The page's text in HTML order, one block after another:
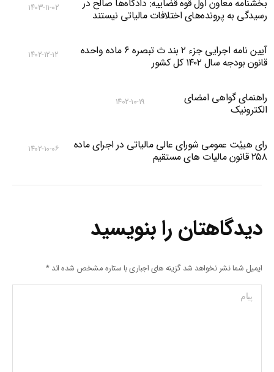
بخشنامه معاون اول قوه قضاییه: دادگاه‌‌ها صالح در
رسیدگی به پرونده‌های اختلافات مالیاتی نیستند
۱۴۰۳-۱۱-۰۲
آیین نامه اجرایی جزء ۲ بند ث تبصره ۶ ماده واحده
قانون بودجه سال ۱۴۰۲ کل کشور
۱۴۰۲-۱۲-۱۲
راهنمای گواهی امضای
الکترونیک
۱۴۰۲-۱۰-۱۹
رای هییٔت عمومی شورای عالی مالیاتی در اجرای ماده
۲۵۸ قانون مالیات های مستقیم
۱۴۰۲-۱۰-۰۶
دیدگاهتان را بنویسید
ایمیل شما نشر نخواهد شد گزینه های اجباری با ستاره مشخص شده اند*
پیام